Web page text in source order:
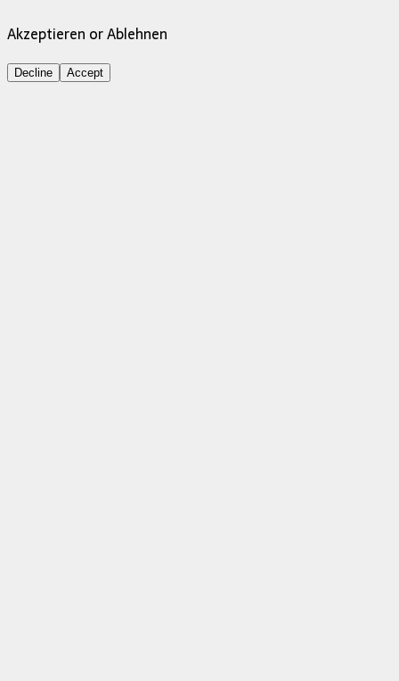
Akzeptieren or Ablehnen
Decline Accept